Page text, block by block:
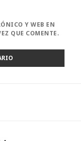
Y WEB EN
QUE COMENTE.